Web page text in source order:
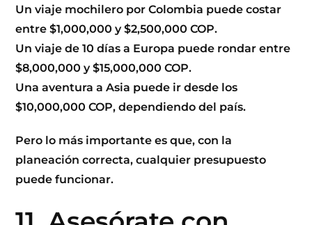
Un viaje mochilero por Colombia puede costar
entre $1,000,000 y $2,500,000 COP.
Un viaje de 10 días a Europa puede rondar entre
$8,000,000 y $15,000,000 COP.
Una aventura a Asia puede ir desde los
$10,000,000 COP, dependiendo del país.
Pero lo más importante es que, con la
planeación correcta, cualquier presupuesto
puede funcionar.